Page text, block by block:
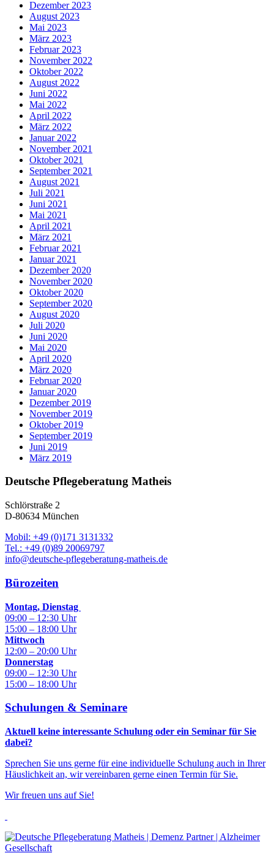
Dezember 2023
August 2023
Mai 2023
März 2023
Februar 2023
November 2022
Oktober 2022
August 2022
Juni 2022
Mai 2022
April 2022
März 2022
Januar 2022
November 2021
Oktober 2021
September 2021
August 2021
Juli 2021
Juni 2021
Mai 2021
April 2021
März 2021
Februar 2021
Januar 2021
Dezember 2020
November 2020
Oktober 2020
September 2020
August 2020
Juli 2020
Juni 2020
Mai 2020
April 2020
März 2020
Februar 2020
Januar 2020
Dezember 2019
November 2019
Oktober 2019
September 2019
Juni 2019
März 2019
Deutsche Pflegeberatung Matheis
Schlörstraße 2
D-80634 München
Mobil: +49 (0)171 3131332
Tel.: +49 (0)89 20069797
info@deutsche-pflegeberatung-matheis.de
Bürozeiten
Montag, Dienstag
09:00 – 12:30 Uhr
15:00 – 18:00 Uhr
Mittwoch
12:00 – 20:00 Uhr
Donnerstag
09:00 – 12:30 Uhr
15:00 – 18:00 Uhr
Schulungen & Seminare
Aktuell keine interessante Schulung oder ein Seminar für Sie
dabei?
Sprechen Sie uns gerne für eine individuelle Schulung auch in Ihrer
Häuslichkeit an, wir vereinbaren gerne einen Termin für Sie.
Wir freuen uns auf Sie!